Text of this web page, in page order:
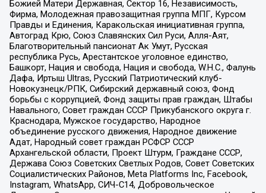
Божией Матери Державная, Сектор 16, Независимость,
Фирма, Молодежная правозащитная группа МПГ, Курсом
Правды и Единения, Каракольская инициативная группа,
Автоград Крю, Союз Славянских Сил Руси, Алля-Аят,
Благотворительный пансионат Ак Умут, Русская
республика Русь, Арестантское уголовное единство,
Башкорт, Нация и свобода, Нация и свобода, W.H.С., Фалунь
Дафа, Иртыш Ultras, Русский Патриотический клуб-
Новокузнецк/РПК, Сибирский державный союз, Фонд
борьбы с коррупцией, Фонд защиты прав граждан, Штабы
Навального, Совет граждан СССР Прикубанского округа г.
Краснодара, Мужское государство, Народное
объединение русского движения, Народное движение
Адат, Народный совет граждан РСФСР СССР
Архангельской области, Проект Штурм, Граждане СССР,
Держава Союз Советских Светлых Родов, Совет Советских
Социалистических Районов, Meta Platforms Inc, Facebook,
Instagram, WhatsApp, СИЧ-С14, Добровольческое